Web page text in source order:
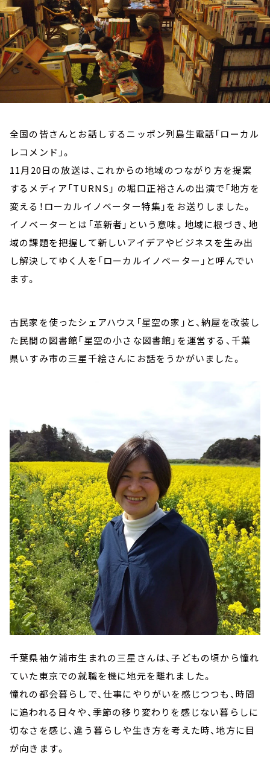
全国の皆さんとお話しするニッポン列島生電話「ローカル
レコメンド」。
11月20日の放送は、これからの地域のつながり方を提案
するメディア「TURNS」 の堀口正裕さんの出演で「地方を
変える！ローカルイノベーター特集」をお送りしました。
イノベーターとは「革新者」という意味。地域に根づき、地
域の課題を把握して新しいアイデアやビジネスを生み出
し解決してゆく人を「ローカルイノベーター」と呼んでい
ます。
古民家を使ったシェアハウス「星空の家」と、納屋を改装し
た民間の図書館「星空の小さな図書館」を運営する、千葉
県いすみ市の三星千絵さんにお話をうかがいました。
千葉県袖ケ浦市生まれの三星さんは、子どもの頃から憧れ
ていた東京での就職を機に地元を離れました。
憧れの都会暮らしで、仕事にやりがいを感じつつも、時間
に追われる日々や、季節の移り変わりを感じない暮らしに
切なさを感じ、違う暮らしや生き方を考えた時、地方に目
が向きます。